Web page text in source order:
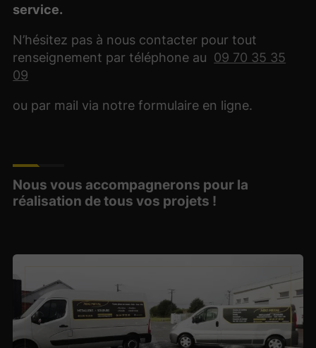
service.
N’hésitez pas à nous contacter pour tout
renseignement par téléphone au 09 70 35 35
09
ou par mail via notre formulaire en ligne.
Nous vous accompagnerons pour la
réalisation de tous vos projets !